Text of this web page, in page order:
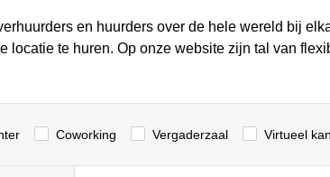
en huurders over de hele wereld bij
locatie te huren. Op onze website zijn tal van
Сoworking Vergaderzaal Virtueel